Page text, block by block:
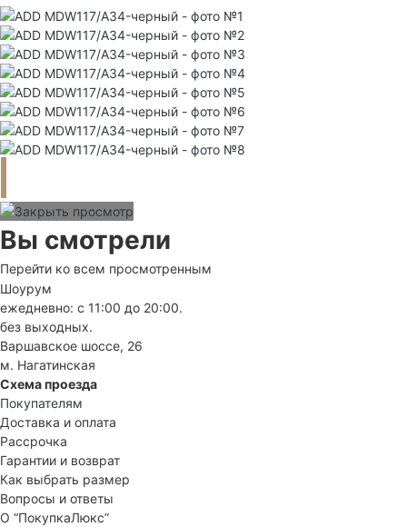
Вы смотрели
Перейти ко всем просмотренным
Шоурум
ежедневно: с 11:00 до 20:00.
без выходных.
Варшавское шоссе, 26
м. Нагатинская
Схема проезда
Покупателям
Доставка и оплата
Рассрочка
Гарантии и возврат
Как выбрать размер
Вопросы и ответы
О “ПокупкаЛюкс”